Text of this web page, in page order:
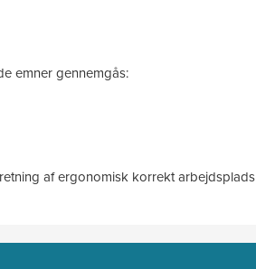
emner gennemgås:
af ergonomisk korrekt arbejdsplads